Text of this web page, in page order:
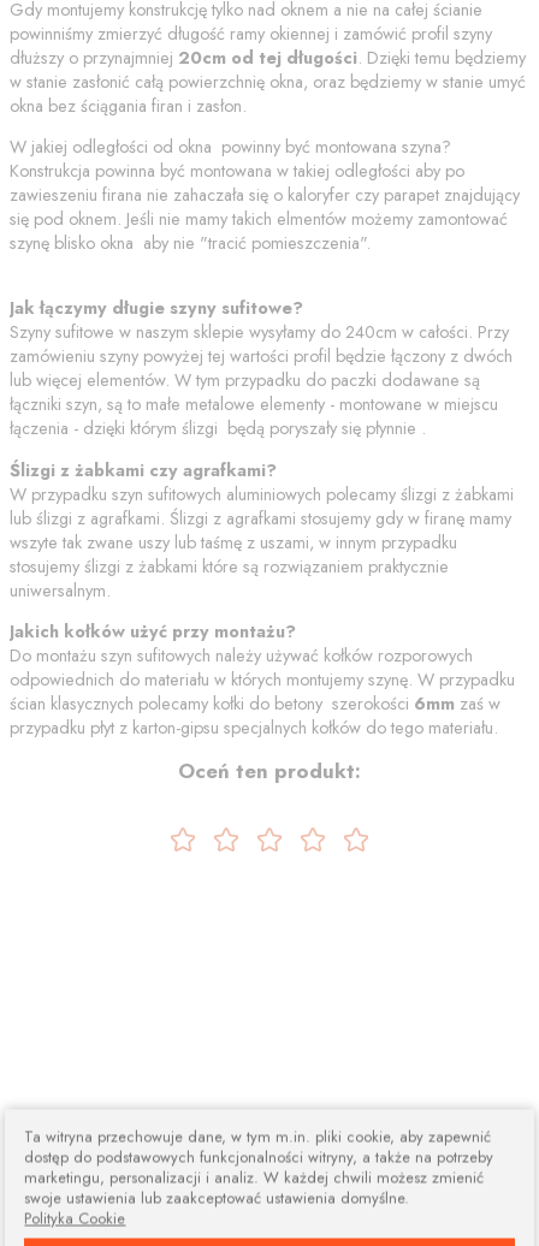
Gdy montujemy konstrukcję tylko nad oknem a nie na całej ścianie
powinniśmy zmierzyć długość ramy okiennej i zamówić profil szyny
dłuższy o przynajmniej 20cm od tej długości. Dzięki temu będziemy
w stanie zasłonić całą powierzchnię okna, oraz będziemy w stanie umyć
okna bez ściągania firan i zasłon.
W jakiej odległości od okna powinny być montowana szyna?
Konstrukcja powinna być montowana w takiej odległości aby po
zawieszeniu firana nie zahaczała się o kaloryfer czy parapet znajdujący
się pod oknem. Jeśli nie mamy takich elmentów możemy zamontować
szynę blisko okna aby nie "tracić pomieszczenia".
Jak łączymy długie szyny sufitowe?
Szyny sufitowe w naszym sklepie wysyłamy do 240cm w całości. Przy
zamówieniu szyny powyżej tej wartości profil będzie łączony z dwóch
lub więcej elementów. W tym przypadku do paczki dodawane są
łączniki szyn, są to małe metalowe elementy - montowane w miejscu
łączenia - dzięki którym ślizgi będą poryszały się płynnie .
Ślizgi z żabkami czy agrafkami?
W przypadku szyn sufitowych aluminiowych polecamy ślizgi z żabkami
lub ślizgi z agrafkami. Ślizgi z agrafkami stosujemy gdy w firanę mamy
wszyte tak zwane uszy lub taśmę z uszami, w innym przypadku
stosujemy ślizgi z żabkami które są rozwiązaniem praktycznie
uniwersalnym.
Jakich kołków użyć przy montażu?
Do montażu szyn sufitowych należy używać kołków rozporowych
odpowiednich do materiału w których montujemy szynę. W przypadku
ścian klasycznych polecamy kołki do betony szerokości 6mm zaś w
przypadku płyt z karton-gipsu specjalnych kołków do tego materiału.
Oceń ten produkt:
Ta witryna przechowuje dane, w tym m.in. pliki cookie, aby zapewnić
dostęp do podstawowych funkcjonalności witryny, a także na potrzeby
marketingu, personalizacji i analiz. W każdej chwili możesz zmienić
swoje ustawienia lub zaakceptować ustawienia domyślne.
Polityka Cookie